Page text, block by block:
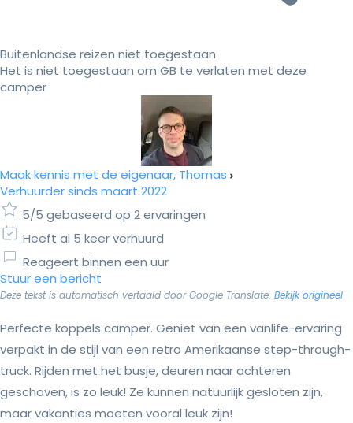
Buitenlandse reizen niet toegestaan
Het is niet toegestaan om GB te verlaten met deze
camper
Maak kennis met de eigenaar, Thomas
Verhuurder sinds maart 2022
5/5 gebaseerd op 2 ervaringen
Heeft al 5 keer verhuurd
Reageert binnen een uur
Stuur een bericht
Deze tekst is automatisch vertaald door Google Translate. Bekijk origineel
Perfecte koppels camper. Geniet van een vanlife-ervaring
verpakt in de stijl van een retro Amerikaanse step-through-
truck. Rijden met het busje, deuren naar achteren
geschoven, is zo leuk! Ze kunnen natuurlijk gesloten zijn,
maar vakanties moeten vooral leuk zijn!